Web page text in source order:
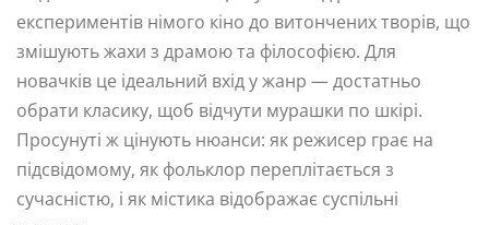
експериментів німого кіно до витончених творів, що
змішують жахи з драмою та філософією. Для
новачків це ідеальний вхід у жанр — достатньо
обрати класику, щоб відчути мурашки по шкірі.
Просунуті ж цінують нюанси: як режисер грає на
підсвідомому, як фольклор переплітається з
сучасністю, і як містика відображає суспільні